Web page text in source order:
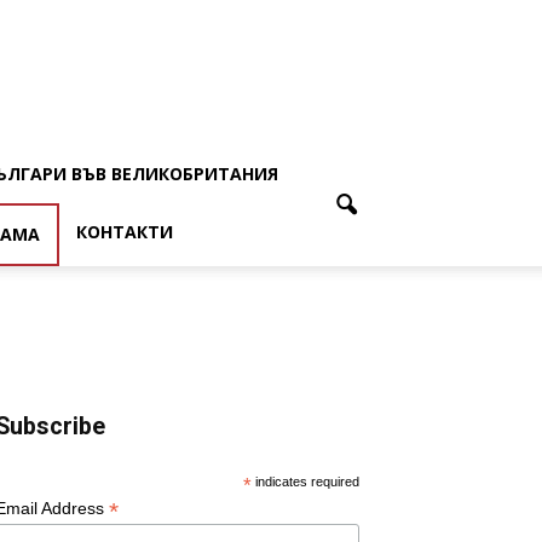
ВЪВ ВЕЛИКОБРИТАНИЯ
КОНТАКТИ
* indicates required
Address *